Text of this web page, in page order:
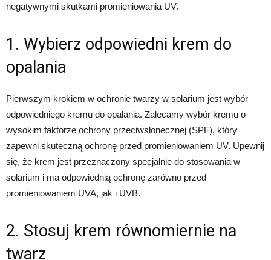
negatywnymi skutkami promieniowania UV.
1. Wybierz odpowiedni krem do
opalania
Pierwszym krokiem w ochronie twarzy w solarium jest wybór
odpowiedniego kremu do opalania. Zalecamy wybór kremu o
wysokim faktorze ochrony przeciwsłonecznej (SPF), który
zapewni skuteczną ochronę przed promieniowaniem UV. Upewnij
się, że krem jest przeznaczony specjalnie do stosowania w
solarium i ma odpowiednią ochronę zarówno przed
promieniowaniem UVA, jak i UVB.
2. Stosuj krem równomiernie na
twarz